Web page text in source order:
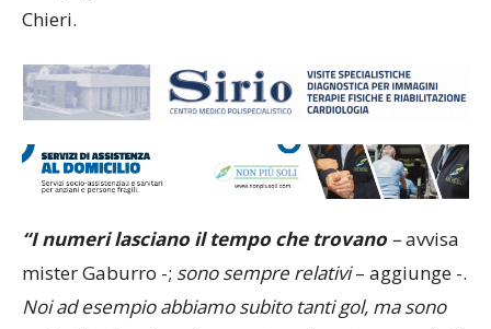
Chieri.
“I numeri lasciano il tempo che trovano –avvisa
mister Gaburro -; sono sempre relativi– aggiunge -.
Noi ad esempio abbiamo subito tanti gol, ma sono